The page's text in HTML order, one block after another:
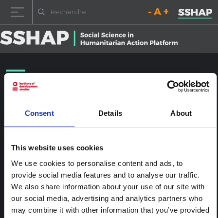
Consent Details About
This website uses cookies
We use cookies to personalise content and ads, to
provide social media features and to analyse our traffic.
We also share information about your use of our site with
our social media, advertising and analytics partners who
may combine it with other information that you’ve provided
Diminuez la taille de la
Réinitialisez la
UKLA2014-04608
Publié le23 janvier 2017(23 janvier 2017)parssia_admin